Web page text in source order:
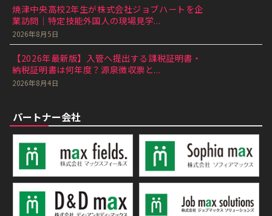
焼津中央高校2年生が株式会社ジョブハートを企
業訪問｜特定技能外国人の現場見学...
2026年8月5日
【2026年最新版】入管へ提出する課税証明書・
納税証明書は何年度？源泉徴収票と...
2026年8月4日
パートナー会社